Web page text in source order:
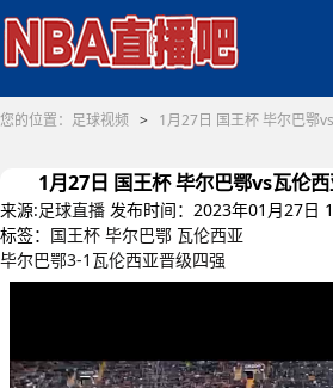
您的位置： 足球视频 > 1月27日 国王杯 毕尔巴鄂
1月27日 国王杯 毕尔巴鄂vs瓦伦西
来源:足球直播 发布时间：2023年01月27日
标签： 国王杯 毕尔巴鄂 瓦伦西亚
毕尔巴鄂3-1瓦伦西亚晋级四强